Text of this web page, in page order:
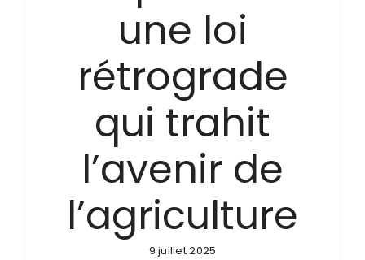
une loi
rétrograde
qui trahit
l’avenir de
l’agriculture
9 juillet 2025